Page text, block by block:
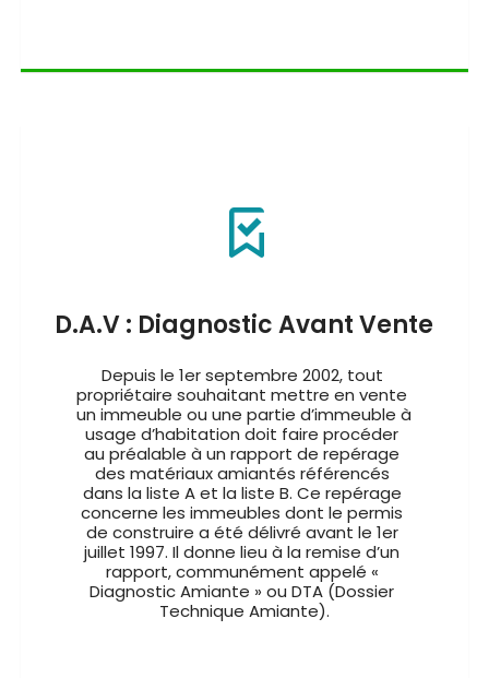
D.A.V : Diagnostic Avant Vente
Depuis le 1er septembre 2002, tout
propriétaire souhaitant mettre en vente
un immeuble ou une partie d’immeuble à
usage d’habitation doit faire procéder
au préalable à un rapport de repérage
des matériaux amiantés référencés
dans la liste A et la liste B. Ce repérage
concerne les immeubles dont le permis
de construire a été délivré avant le 1er
juillet 1997. Il donne lieu à la remise d’un
rapport, communément appelé «
Diagnostic Amiante » ou DTA (Dossier
Technique Amiante).